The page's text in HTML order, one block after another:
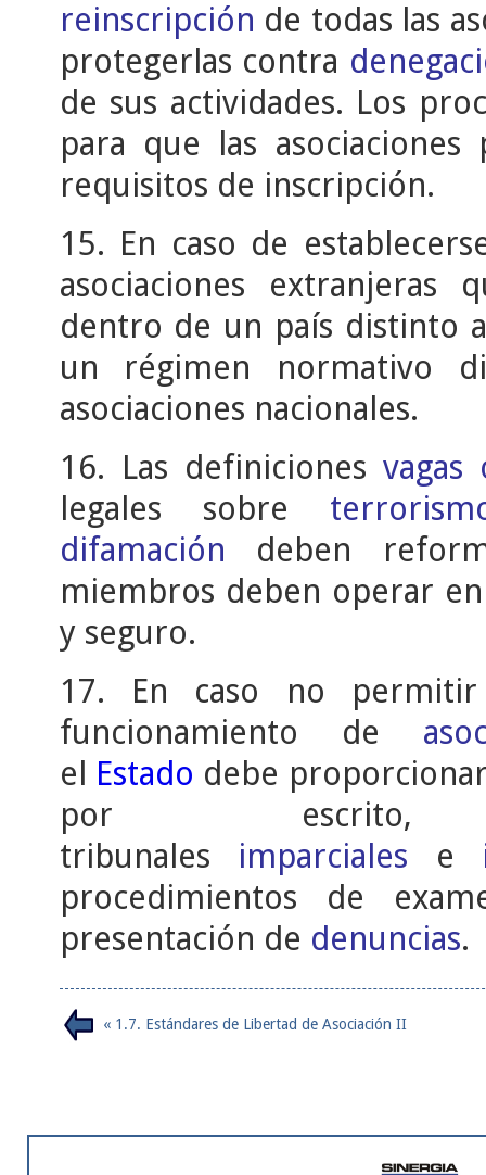
reinscripción de todas las
protegerlas contra
de sus actividades. Los
para que las
requisitos de inscripción.
15. En caso de
asociaciones extranjeras
dentro de un país distinto
un régimen normativo
asociaciones nacionales.
16. Las definiciones vagas
legales sobre
difamación deben
miembros deben operar
y seguro.
17. En caso no
funcionamiento de
el Estado debe
por escrito,
tribunales imparciales e
procedimientos de
presentación de denuncias.
« 1.7. Estándares de Libertad de Asociación II